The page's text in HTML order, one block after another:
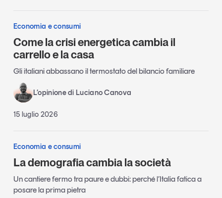
Economia e consumi
Come la crisi energetica cambia il
carrello e la casa
Gli italiani abbassano il termostato del bilancio familiare
L’opinione di Luciano Canova
15 luglio 2026
Economia e consumi
La demografia cambia la società
Un cantiere fermo tra paure e dubbi: perché l’Italia fatica a
posare la prima pietra